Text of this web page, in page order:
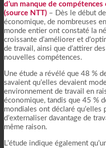
d’un manque de compétences
(source NTT) – Dès le début
économique, de nombreuses
monde entier ont constaté la
croissante d’améliorer et
de travail, ainsi que d’attirer
nouvelles compétences.
Une étude a révélé que 48 %
savaient qu’elles devaient
environnement de travail en
économique, tandis que 45 %
mondiales ont déclaré qu’elles
d’externaliser davantage de
même raison.
L’étude indique également